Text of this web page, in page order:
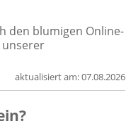
den blumigen Online-
unserer
aktualisiert am:07.08.2026